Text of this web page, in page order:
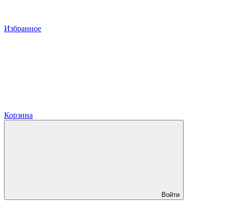
Избранное
Корзина
Войти